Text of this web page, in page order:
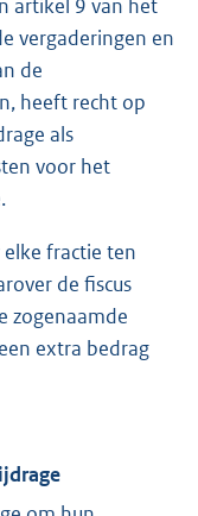
artikel 9 van het
vergaderingen en
de
heeft recht op
als
voor het
fractie ten
de fiscus
zogenaamde
extra bedrag